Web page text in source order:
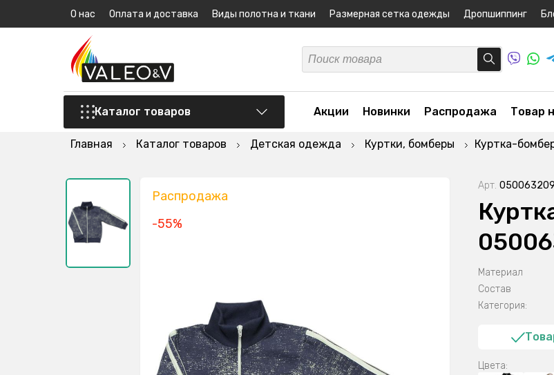
О нас Оплата и доставка Виды полотна и ткани Размерная сетка одежды Дропшиппинг
Каталог товаров Акции Новинки Распродажа Товар
Главная Каталог товаров Детская одежда Куртки, бомберы Куртка-
Распродажа
-55%
Арт. 050063209
Материал
Состав
Категория:
Цвета: